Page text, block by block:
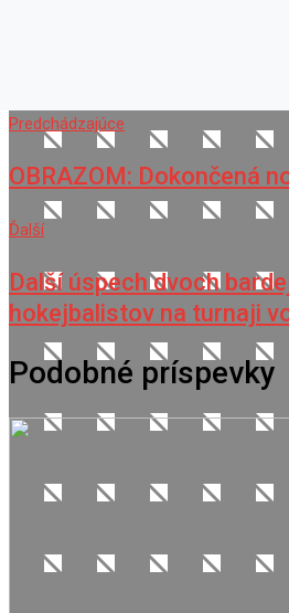
Predchádzajúce
OBRAZOM: Dokončená
Ďalší
Další úspech dvoch
hokejbalistov na turnaji
Podobné príspevky